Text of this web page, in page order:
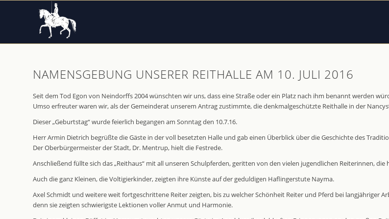
NAMENSGEBUNG UNSERER REITHALLE AM 10. JULI 2016
Seit dem Tod Egon von Neindorffs 2004 wünschten wir uns, dass eine Straße oder ein Platz nach ihm benannt werden
Umso erfreuter waren wir, als der Gemeinderat unserem Antrag zustimmte, die denkmalgeschützte Reithalle in der
Dieser „Geburtstag“ wurde feierlich begangen am Sonntag den 10.7.16.
Herr Armin Dietrich begrüßte die Gäste in der voll besetzten Halle und gab einen Überblick über die Geschichte des
Der Oberbürgermeister der Stadt, Dr. Mentrup, hielt die Festrede.
Anschließend füllte sich das „Reithaus“ mit all unseren Schulpferden, geritten von den vielen jugendlichen Reiterinnen, die
Auch die ganz Kleinen, die Voltigierkinder, zeigten ihre Künste auf der geduldigen Haflingerstute Nayma.
Axel Schmidt und weitere weit fortgeschrittene Reiter zeigten, bis zu welcher Schönheit Reiter und Pferd bei langjähriger
denn sie zeigten schwierigste Lektionen voller Anmut und Harmonie.